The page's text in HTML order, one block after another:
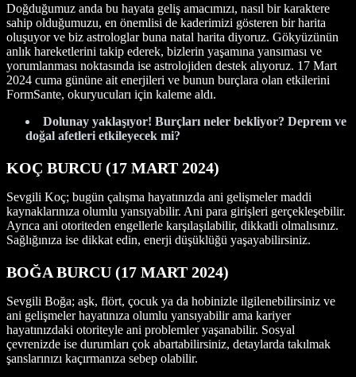
Doğduğumuz anda bu hayata geliş amacımızı, nasıl bir karaktere
sahip olduğumuzu, en önemlisi de kaderimizi gösteren bir harita
oluşuyor ve biz astrologlar buna natal harita diyoruz. Gökyüzünün
anlık hareketlerini takip ederek, bizlerin yaşamına yansıması ve
yorumlanması noktasında ise astrolojiden destek alıyoruz. 17 Mart
2024 cuma gününe ait enerjileri ve bunun burçlara olan etkilerini
FormSante, okuryucuları için kaleme aldı.
Dolunay yaklaşıyor! Burçları neler bekliyor? Deprem ve
doğal afetleri etkileyecek mi?
KOÇ BURCU (17 MART 2024)
Sevgili Koç; bugün çalışma hayatınızda ani gelişmeler maddi
kaynaklarınıza olumlu yansıyabilir. Ani para girişleri gerçekleşebilir.
Ayrıca ani otoriteden engellerle karşılaşılabilir, dikkatli olmalısınız.
Sağlığınıza ise dikkat edin, enerji düşüklüğü yaşayabilirsiniz.
BOĞA BURCU (17 MART 2024)
Sevgili Boğa; aşk, flört, çocuk ya da hobinizle ilgilenebilirsiniz ve
ani gelişmeler hayatınıza olumlu yansıyabilir ama kariyer
hayatınızdaki otoriteyle ani problemler yaşanabilir. Sosyal
çevrenizde ise durumları çok abartabilirsiniz, detaylarda takılmak
şanslarınızı kaçırmanıza sebep olabilir.